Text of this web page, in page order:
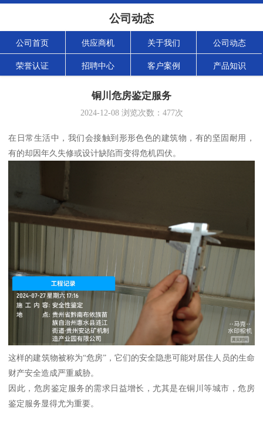
公司动态
公司首页 供应商机 关于我们 公司动态
荣誉认证 招聘中心 客户案例 产品知识
铜川危房鉴定服务
2024-12-08浏览次数： 477次
在日常生活中，我们会接触到形形色色的建筑物，有的坚固耐用，
有的却因年久失修或设计缺陷而变得危机四伏。
这样的建筑物被称为“危房”，它们的安全隐患可能对居住人员的生命
财产安全造成严重威胁。
因此，危房鉴定服务的需求日益增长，尤其是在铜川等城市，危房
鉴定服务显得尤为重要。